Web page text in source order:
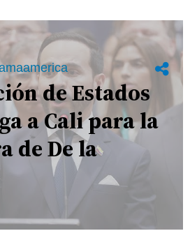
de Estados
a Cali para la
de De la